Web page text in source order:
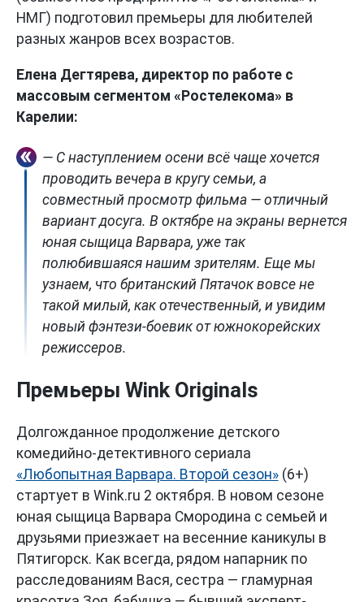
НМГ) подготовил премьеры для любителей
разных жанров всех возрастов.
Елена Дегтярева, директор по работе с
массовым сегментом «Ростелекома» в
Карелии:
— С наступлением осени всё чаще хочется
проводить вечера в кругу семьи, а
совместный просмотр фильма — отличный
вариант досуга. В октябре на экраны вернется
юная сыщица Варвара, уже так
полюбившаяся нашим зрителям. Еще мы
узнаем, что британский Пятачок вовсе не
такой милый, как отечественный, и увидим
новый фэнтези-боевик от южнокорейских
режиссеров.
Премьеры Wink Originals
Долгожданное продолжение детского
комедийно-детективного сериала
«Любопытная Варвара. Второй сезон»(6+)
стартует в Wink.ru 2 октября. В новом сезоне
юная сыщица Варвара Смородина с семьей и
друзьями приезжает на весенние каникулы в
Пятигорск. Как всегда, рядом напарник по
расследованиям Вася, сестра — гламурная